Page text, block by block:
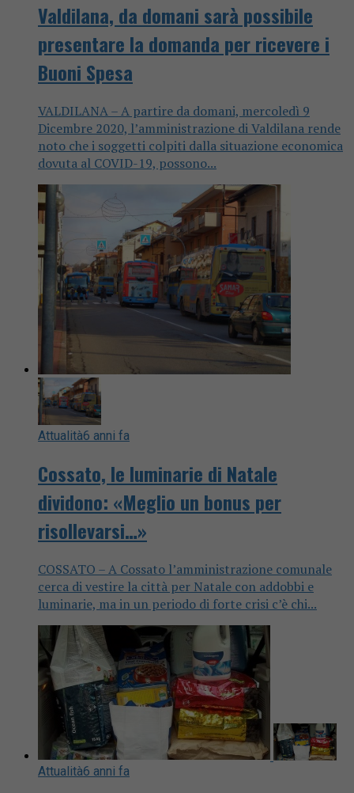
Valdilana, da domani sarà possibile
presentare la domanda per ricevere i
Buoni Spesa
VALDILANA – A partire da domani, mercoledì 9
Dicembre 2020, l’amministrazione di Valdilana rende
noto che i soggetti colpiti dalla situazione economica
dovuta al COVID-19, possono...
Attualità6 anni fa
Cossato, le luminarie di Natale
dividono: «Meglio un bonus per
risollevarsi…»
COSSATO – A Cossato l’amministrazione comunale
cerca di vestire la città per Natale con addobbi e
luminarie, ma in un periodo di forte crisi c’è chi...
Attualità6 anni fa